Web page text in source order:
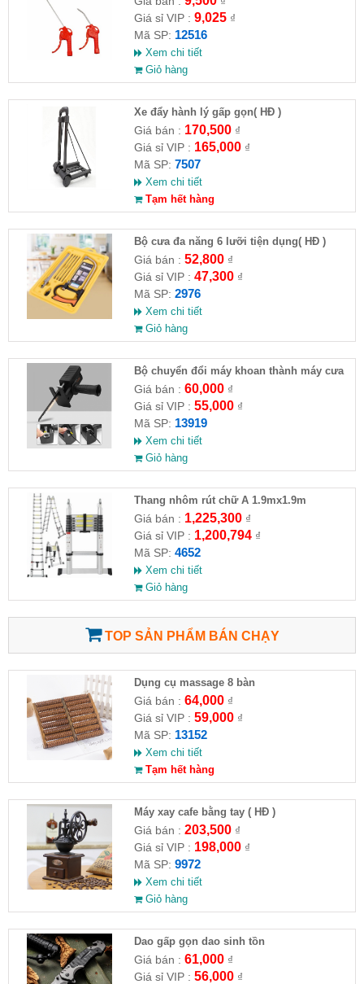
Giá sỉ VIP : 9,025₫
Mã SP: 12516
Xem chi tiết
Giỏ hàng
Xe đẩy hành lý gấp gọn( HĐ )
Giá bán : 170,500₫
Giá sỉ VIP : 165,000₫
Mã SP: 7507
Xem chi tiết
Tạm hết hàng
Bộ cưa đa năng 6 lưỡi tiện dụng( HĐ )
Giá bán : 52,800₫
Giá sỉ VIP : 47,300₫
Mã SP: 2976
Xem chi tiết
Giỏ hàng
Bộ chuyển đổi máy khoan thành máy cưa
(loại có thương hiệu)
Giá bán : 60,000₫
Giá sỉ VIP : 55,000₫
Mã SP: 13919
Xem chi tiết
Giỏ hàng
Thang nhôm rút chữ A 1.9mx1.9m
Giá bán : 1,225,300₫
Giá sỉ VIP : 1,200,794₫
Mã SP: 4652
Xem chi tiết
Giỏ hàng
TOP SẢN PHẨM BÁN CHẠY
Dụng cụ massage 8 bàn
Giá bán : 64,000₫
Giá sỉ VIP : 59,000₫
Mã SP: 13152
Xem chi tiết
Tạm hết hàng
Máy xay cafe bằng tay ( HĐ )
Giá bán : 203,500₫
Giá sỉ VIP : 198,000₫
Mã SP: 9972
Xem chi tiết
Giỏ hàng
Dao gấp gọn dao sinh tồn
Giá bán : 61,000₫
Giá sỉ VIP : 56,000₫